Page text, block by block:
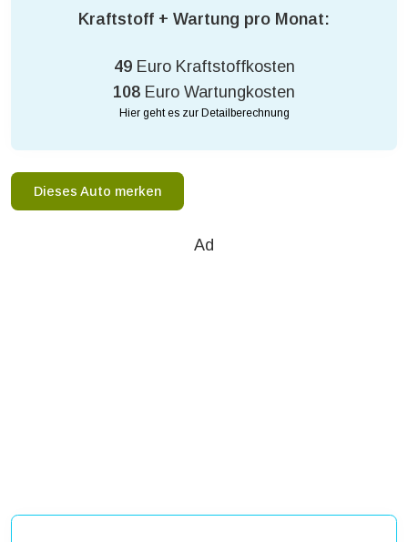
Kraftstoff + Wartung pro Monat:
49 Euro Kraftstoffkosten
108 Euro Wartungkosten
Hier geht es zur Detailberechnung
Dieses Auto merken
Ad